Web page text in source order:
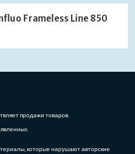
Frameless Line 850
продажи товаров.
которые нарушают авторские